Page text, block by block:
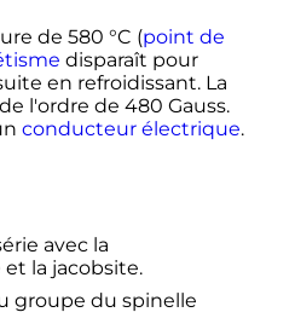
de 580 °C (point de
disparaît pour
en refroidissant. La
l'ordre de 480 Gauss.
conducteur électrique.
avec la
la jacobsite.
groupe du spinelle